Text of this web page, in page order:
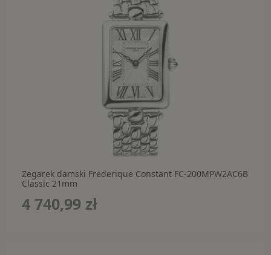
OKULARY PRZECIWSŁONECZNE
Rodzaj
Kolor
Producent
CASIO
MARKI
Zegarek damski Frederique Constant FC-200MPW2AC6B
Classic 21mm
4 740,99 zł